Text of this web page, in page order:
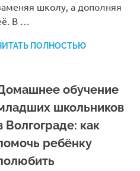
школу, а дополняя
В …
ПОЛНОСТЬЮ
обучение
школьников
Волгограде: как
ребёнку